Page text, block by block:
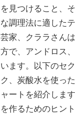
を見つけること、
な調理法に適した
芸家、クララさん
方で、アンドロス
います。以下のセ
ク、炭酸水を使っ
ャートを紹介しま
を作るためのヒン